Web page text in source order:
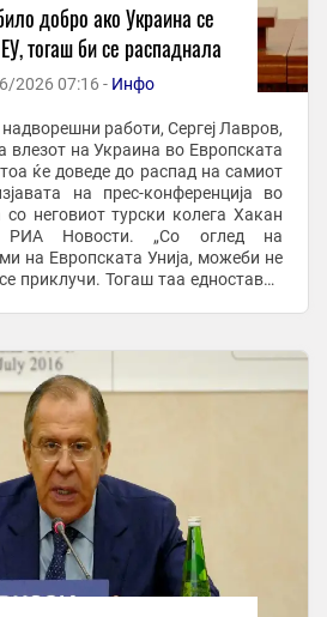
добро ако Украина се
тогаш би се распаднала
2026 07:16 - Инфо
работи, Сергеј Лавров,
влезот на Украина во Европската
тоа ќе доведе до распад на самиот
на прес-конференција во
неговиот турски колега Хакан
РИА Новости. „Со оглед на
на Европската Унија, можеби не
приклучи. Тогаш таа едноставно